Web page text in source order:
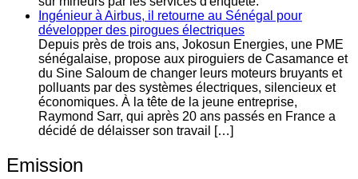
Ingénieur à Airbus, il retourne au Sénégal pour
développer des pirogues électriques
Depuis près de trois ans, Jokosun Energies, une PME
sénégalaise, propose aux piroguiers de Casamance et
du Sine Saloum de changer leurs moteurs bruyants et
polluants par des systèmes électriques, silencieux et
économiques. À la tête de la jeune entreprise,
Raymond Sarr, qui après 20 ans passés en France a
décidé de délaisser son travail […]
Emission